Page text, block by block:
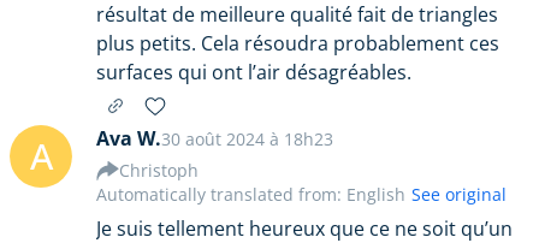
résultat de meilleure qualité fait de triangles
plus petits. Cela résoudra probablement ces
surfaces qui ont l’air désagréables.
A Ava W.30 août 2024 à 18h23
Christoph
Je suis tellement heureux que ce ne soit qu’un
Automatically translated from: English See original